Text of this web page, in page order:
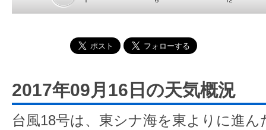
2017年09月16日の天気概況
台風18号は、東シナ海を東よりに進